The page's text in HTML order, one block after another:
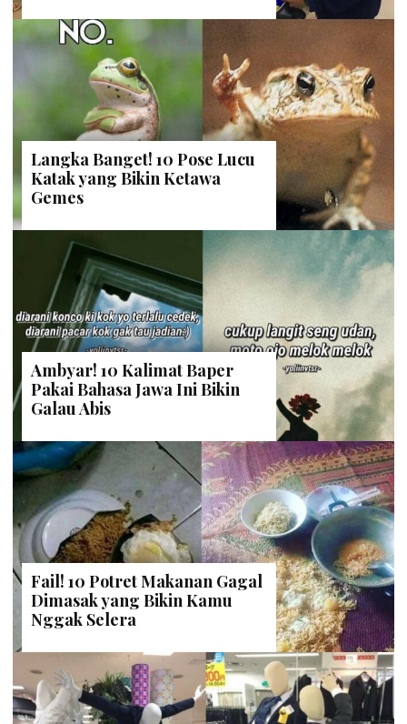
Langka Banget! 10 Pose Lucu
Katak yang Bikin Ketawa
Gemes
Ambyar! 10 Kalimat Baper
Pakai Bahasa Jawa Ini Bikin
Galau Abis
Fail! 10 Potret Makanan Gagal
Dimasak yang Bikin Kamu
Nggak Selera